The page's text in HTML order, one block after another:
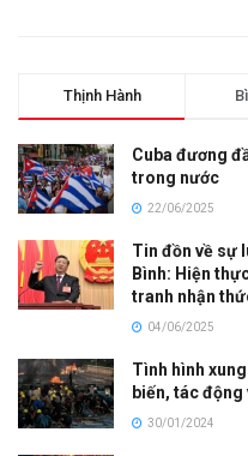
Thịnh Hành
Cuba đương
trong nước
22/06/2025
Tin đồn về sự
Bình: Hiện
tranh nhận
04/06/2025
Tình hình
biến, tác động
30/01/2024